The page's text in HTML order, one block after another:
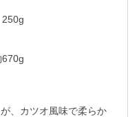
250g
670g
、カツオ風味で柔らか